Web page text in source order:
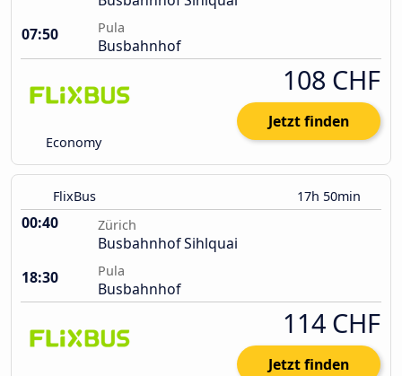
07:50
Pula
Busbahnhof
Economy
108 CHF
Jetzt finden
FlixBus 17h 50min
00:40 Zürich
Busbahnhof Sihlquai
18:30
Pula
Busbahnhof
114 CHF
Jetzt finden